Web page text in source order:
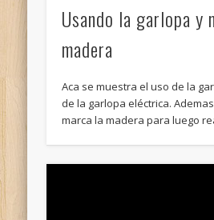
Usando la garlopa y
madera
Aca se muestra el uso de la
de la garlopa eléctrica.
marca la madera para luego